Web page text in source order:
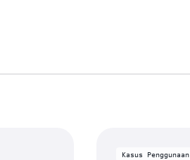
Kasus Penggunaan